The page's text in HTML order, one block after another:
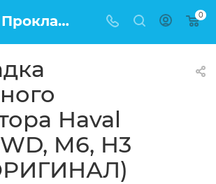
Купить Прокладка выпускного коллектора Haval Jolion 2WD, M6, H3 2WD (ОРИГИНАЛ) в Москве по низкой цене 0
Haval
M6, H3